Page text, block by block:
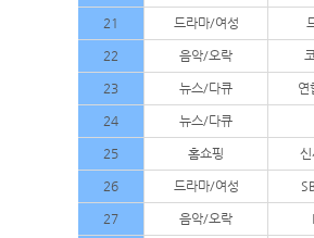
21 드라마/여성
22 음악/오락
23 뉴스/다큐 연
24 뉴스/다큐
25 홈쇼핑
26 드라마/여성
27 음악/오락